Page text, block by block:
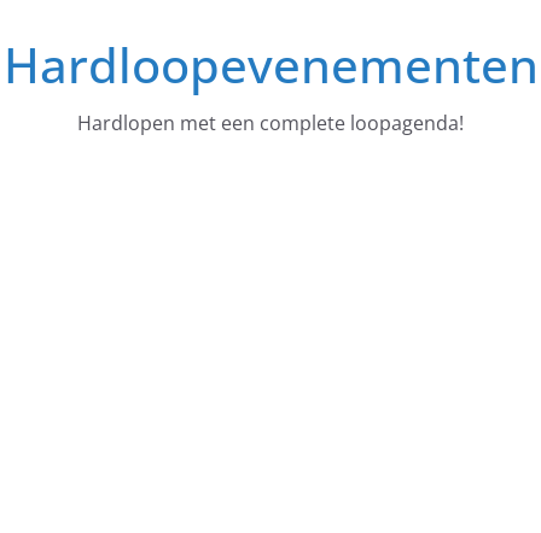
naar
deHardloopevenementen
Hardlopen met een complete loopagenda!